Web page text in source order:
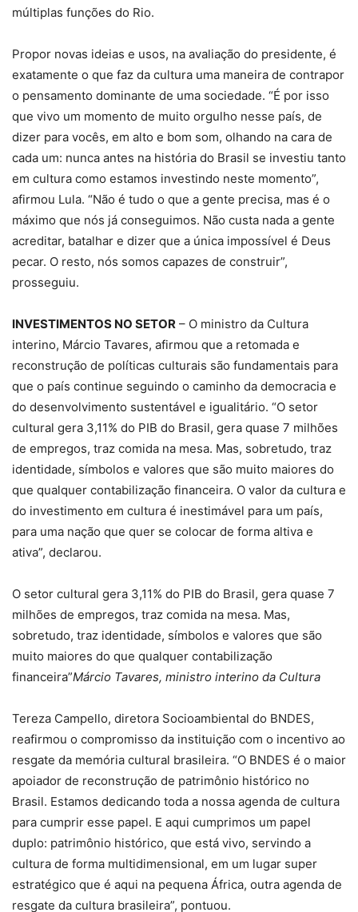
múltiplas funções do Rio.
Propor novas ideias e usos, na avaliação do presidente, é
exatamente o que faz da cultura uma maneira de contrapor
o pensamento dominante de uma sociedade. “É por isso
que vivo um momento de muito orgulho nesse país, de
dizer para vocês, em alto e bom som, olhando na cara de
cada um: nunca antes na história do Brasil se investiu tanto
em cultura como estamos investindo neste momento”,
afirmou Lula. “Não é tudo o que a gente precisa, mas é o
máximo que nós já conseguimos. Não custa nada a gente
acreditar, batalhar e dizer que a única impossível é Deus
pecar. O resto, nós somos capazes de construir”,
prosseguiu.
INVESTIMENTOS NO SETOR – O ministro da Cultura
interino, Márcio Tavares, afirmou que a retomada e
reconstrução de políticas culturais são fundamentais para
que o país continue seguindo o caminho da democracia e
do desenvolvimento sustentável e igualitário. “O setor
cultural gera 3,11% do PIB do Brasil, gera quase 7 milhões
de empregos, traz comida na mesa. Mas, sobretudo, traz
identidade, símbolos e valores que são muito maiores do
que qualquer contabilização financeira. O valor da cultura e
do investimento em cultura é inestimável para um país,
para uma nação que quer se colocar de forma altiva e
ativa”, declarou.
O setor cultural gera 3,11% do PIB do Brasil, gera quase 7
milhões de empregos, traz comida na mesa. Mas,
sobretudo, traz identidade, símbolos e valores que são
muito maiores do que qualquer contabilização
financeira”Márcio Tavares, ministro interino da Cultura
Tereza Campello, diretora Socioambiental do BNDES,
reafirmou o compromisso da instituição com o incentivo ao
resgate da memória cultural brasileira. “O BNDES é o maior
apoiador de reconstrução de patrimônio histórico no
Brasil. Estamos dedicando toda a nossa agenda de cultura
para cumprir esse papel. E aqui cumprimos um papel
duplo: patrimônio histórico, que está vivo, servindo a
cultura de forma multidimensional, em um lugar super
estratégico que é aqui na pequena África, outra agenda de
resgate da cultura brasileira”, pontuou.